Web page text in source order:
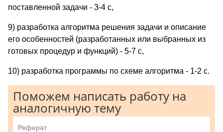
поставленной задачи - 3-4 с,
9) разработка алгоритма решения задачи и описание
его особенностей (разработанных или выбранных из
готовых процедур и функций) - 5-7 с,
10) разработка программы по схеме алгоритма - 1-2 с.
Поможем написать работу на
аналогичную тему
Реферат